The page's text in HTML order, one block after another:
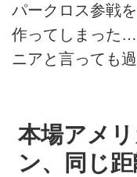
パークロス参戦
作ってしまった
ニアと言っても
本場アメ
ン、同じ距